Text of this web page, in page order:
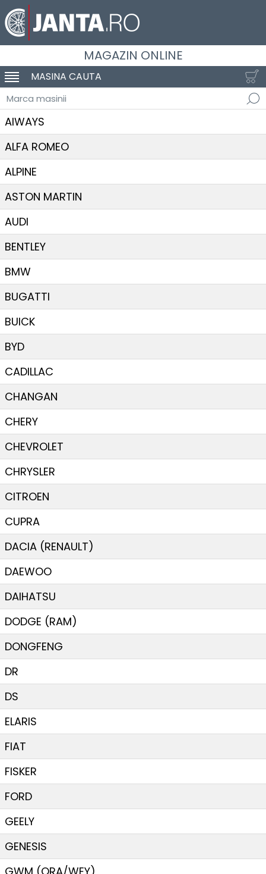
MAGAZIN ONLINE
SCHIMBA NAVIGAREA
MASINA CAUTA
Marca masinii
AIWAYS
ALFA ROMEO
ALPINE
ASTON MARTIN
AUDI
BENTLEY
BMW
BUGATTI
BUICK
BYD
CADILLAC
CHANGAN
CHERY
CHEVROLET
CHRYSLER
CITROEN
CUPRA
DACIA (RENAULT)
DAEWOO
DAIHATSU
DODGE (RAM)
DONGFENG
DR
DS
ELARIS
FIAT
FISKER
FORD
GEELY
GENESIS